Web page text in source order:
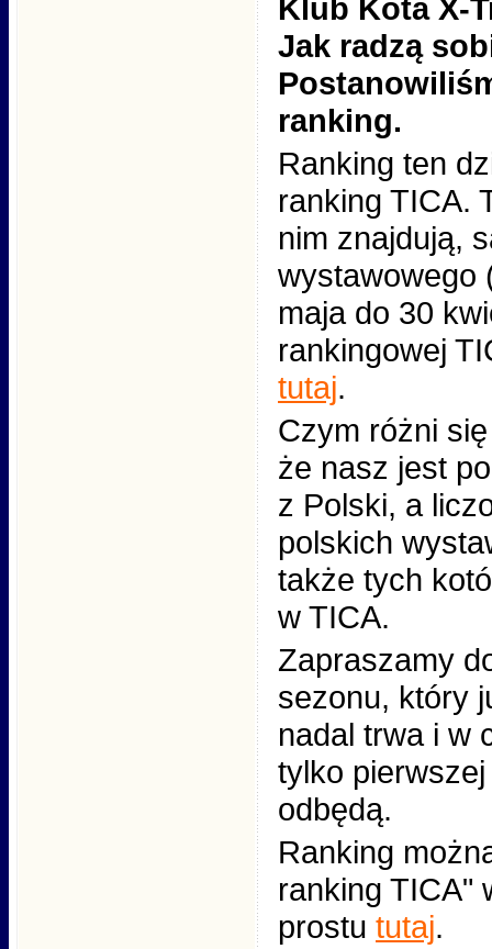
Klub Kota X-
Jak radzą
ranking.
Ranking ten
ranking TICA.
nim znajdują,
wystawowego
maja do 30
rankingowej
tutaj.
Czym różni
że nasz jest
z Polski, a
polskich
także tych
w TICA.
Zapraszamy
sezonu, który
nadal trwa i w
tylko
odbędą.
Ranking
ranking TICA"
prostu tutaj.